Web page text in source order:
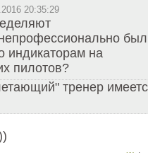
20:35:29
был
индикаторам на
пилотов?
тренер